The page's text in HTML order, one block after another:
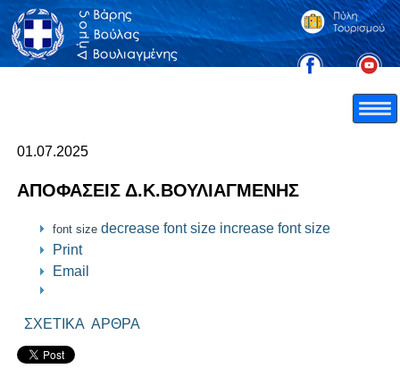
01.07.2025
ΑΠΟΦΑΣΕΙΣ Δ.Κ.ΒΟΥΛΙΑΓΜΕΝΗΣ
font size decrease font size increase font size
Print
Email
ΣΧΕΤΙΚΑ ΑΡΘΡΑ